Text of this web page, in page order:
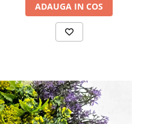
ADAUGA IN COS